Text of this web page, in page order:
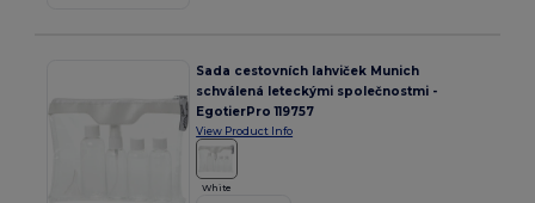
Sada cestovních lahviček Munich
schválená leteckými společnostmi -
EgotierPro 119757
View Product Info
White